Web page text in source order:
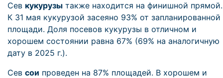
Сев кукурузы также находится на финишной прямой.
К 31 мая кукурузой засеяно 93% от запланированной
площади. Доля посевов кукурузы в отличном и
хорошем состоянии равна 67% (69% на аналогичную
дату в 2025 г.).
Сев сои проведен на 87% площадей. В хорошем и